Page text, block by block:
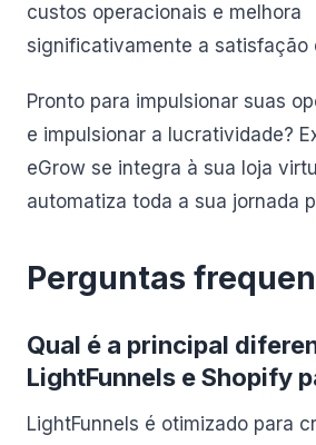
custos operacionais e melhora
significativamente a satisfação
Pronto para impulsionar suas
e impulsionar a lucratividade?
eGrow se integra à sua loja
automatiza toda a sua jornada
Perguntas
Qual é a principal
LightFunnels e Shopify
LightFunnels é otimizado para